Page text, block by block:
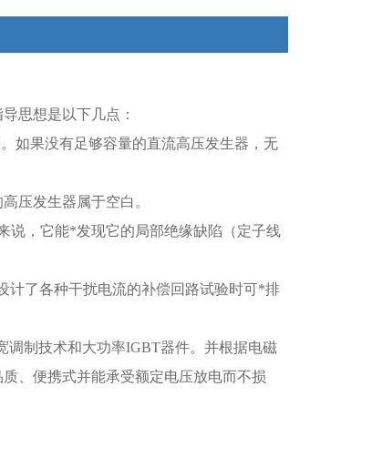
思想是以下几点：
如果没有足够容量的直流高压发生器，无
高压发生器属于空白。
说，它能*发现它的局部绝缘缺陷（定子线
计了各种干扰电流的补偿回路试验时可*排
调制技术和大功率IGBT器件。并根据电磁
、便携式并能承受额定电压放电而不损